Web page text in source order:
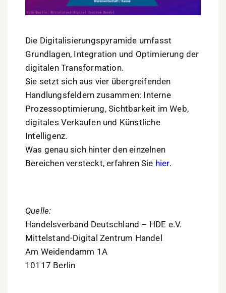
Die Digitalisierungspyramide umfasst
Grundlagen, Integration und Optimierung der
digitalen Transformation.
Sie setzt sich aus vier übergreifenden
Handlungsfeldern zusammen: Interne
Prozessoptimierung, Sichtbarkeit im Web,
digitales Verkaufen und Künstliche
Intelligenz.
Was genau sich hinter den einzelnen
Bereichen versteckt, erfahren Sie hier.
Quelle:
Handelsverband Deutschland – HDE e.V.
Mittelstand-Digital Zentrum Handel
Am Weidendamm 1A
10117 Berlin